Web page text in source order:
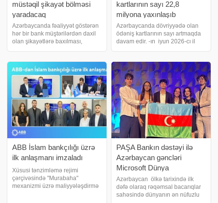
müstəqil şikayət bölməsi
yaradacaq
Azərbaycanda fəaliyyət göstərən
hər bir bank müştərilərdən daxil
olan şikayətlərə baxılması,
üçün müstəqil şikayətlərə
baxılması funksiyasını
formalaşdıracaq
kartlarının sayı 22,8
milyona yaxınlaşıb
Azərbaycanda dövriyyədə olan
ödəniş kartlarının sayı artmaqda
davam edir. -ın iyun 2026-cı il
"Azərpoçt" MMC-nin sistemləri
üzrə dövriyyədə olan ödəni
ABB İslam bankçılığı üzrə
ilk anlaşmanı imzaladı
Xüsusi tənzimləmə rejimi
çərçivəsində "Murabaha"
mexanizmi üzrə maliyyələşdirmə
PAŞA Bankın dəstəyi ilə
Azərbaycan gəncləri
Microsoft Dünya
Çempionatının finalında
ölkəni uğurla təmsil ediblər
Azərbaycan ölkə tarixində ilk
dəfə olaraq rəqəmsal bacarıqlar
sahəsində dünyanın ən nüfuzlu